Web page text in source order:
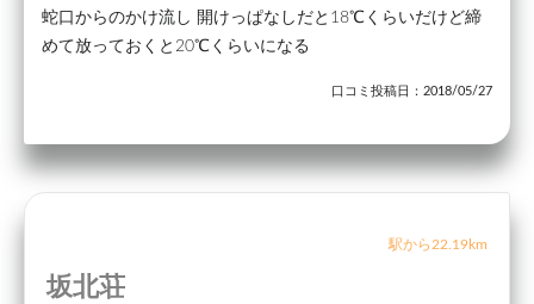
蛇口からのかけ流し 開けっぱなしだと18℃くらいだけど締
めて放っておくと20℃くらいになる
口コミ投稿日：2018/05/27
駅から22.19km
坂北荘